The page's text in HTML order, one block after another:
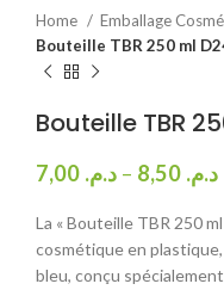
Home Emballage
Bouteille TBR 250 ml
Bouteille TBR
د.م. – د.م.
La « Bouteille TBR 250
cosmétique en
bleu, conçu